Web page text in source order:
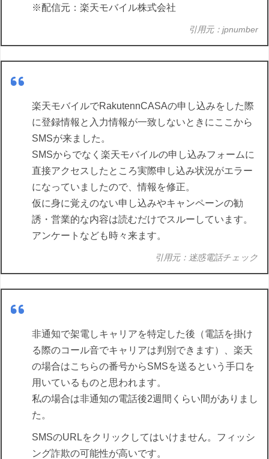
※配信元：楽天モバイル株式会社
引用元：jpnumber
楽天モバイルでRakutennCASAの申し込みをした際
に登録情報と入力情報が一致しないときにここから
SMSが来ました。
SMSからでなく楽天モバイルの申し込みフォームに
直接アクセスしたところ実際申し込み状況がエラー
になっていましたので、情報を修正。
仮に身に覚えのない申し込みやキャンペーンの勧
誘・営業的な内容は読むだけでスルーしています。
アンケートなども時々来ます。
引用元：迷惑電話チェック
非通知で架電しキャリアを特定した後（電話を掛け
る際のコール音でキャリアは判別できます）、楽天
の場合はこちらの番号からSMSを送るという手口を
用いているものと思われます。
私の場合は非通知の電話後2週間くらい間がありまし
た。
SMSのURLをクリックしてはいけません。フィッシ
ング詐欺の可能性が高いです。